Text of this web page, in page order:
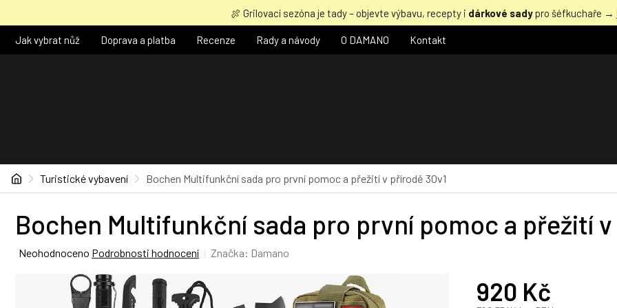
obsah
🍖 Grilovací sezóna je tady – objevte výbavu, recepty i dárkové sadypro šéfkuchaře →
Jak vybrat nůž Doprava a platba Recenze Rady a návody O DAMANO Kontakt
DomůTuristické vybavení Bochen Multifunkční sada pro první pomoc a přežití v přírodě 30v1
Bochen Multifunkční sada pro první pomoc a přežití v
Průměrné
Neohodnoceno Podrobnosti hodnocení Značka: Damano
920 Kč